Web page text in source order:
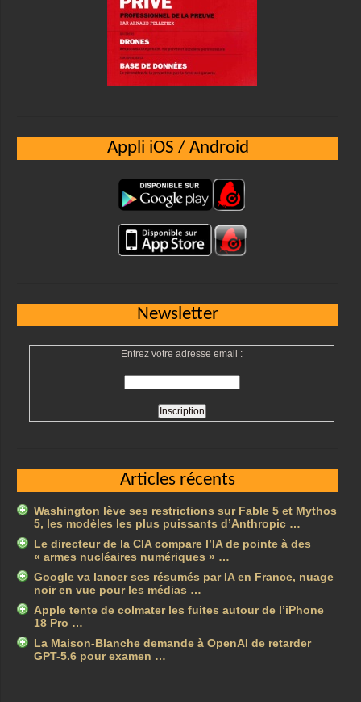
Appli iOS / Android
Newsletter
Entrez votre adresse email :
Articles récents
Washington lève ses restrictions sur Fable 5 et Mythos
5, les modèles les plus puissants d’Anthropic …
Le directeur de la CIA compare l’IA de pointe à des
« armes nucléaires numériques » …
Google va lancer ses résumés par IA en France, nuage
noir en vue pour les médias …
Apple tente de colmater les fuites autour de l’iPhone
18 Pro …
La Maison-Blanche demande à OpenAI de retarder
GPT-5.6 pour examen …